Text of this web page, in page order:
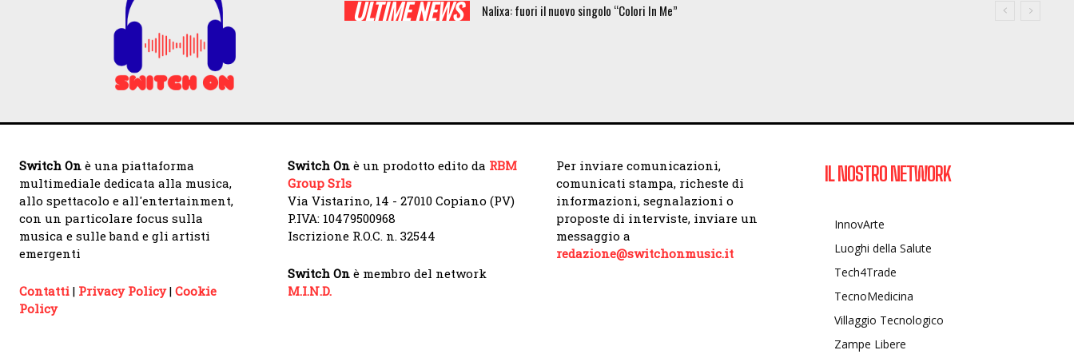
ULTIME NEWS Nalixa: fuori il nuovo singolo “Colori In Me”
Switch On è una piattaforma
multimediale dedicata alla musica,
allo spettacolo e all'entertainment,
con un particolare focus sulla
musica e sulle band e gli artisti
emergenti
Contatti | Privacy Policy| Cookie
Policy
Switch On è un prodotto edito da RBM
Group Srls
Via Vistarino, 14 - 27010 Copiano (PV)
P.IVA: 10479500968
Iscrizione R.O.C. n. 32544
Switch On è membro del network
M.I.N.D.
Per inviare comunicazioni,
comunicati stampa, richeste di
informazioni, segnalazioni o
proposte di interviste, inviare un
messaggio a
redazione@switchonmusic.it
IL NOSTRO NETWORK
InnovArte
Luoghi della Salute
Tech4Trade
TecnoMedicina
Villaggio Tecnologico
Zampe Libere